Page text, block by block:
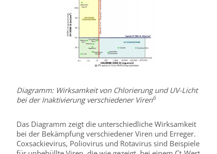
Diagramm: Wirksamkeit von Chlorierung und UV-Licht
bei der Inaktivierung verschiedener Viren6
Das Diagramm zeigt die unterschiedliche Wirksamkeit
bei der Bekämpfung verschiedener Viren und Erreger.
Coxsackievirus, Poliovirus und Rotavirus sind Beispiele